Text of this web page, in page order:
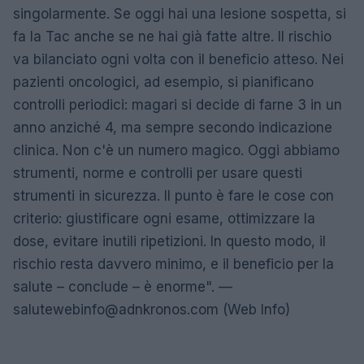
singolarmente. Se oggi hai una lesione sospetta, si
fa la Tac anche se ne hai già fatte altre. Il rischio
va bilanciato ogni volta con il beneficio atteso. Nei
pazienti oncologici, ad esempio, si pianificano
controlli periodici: magari si decide di farne 3 in un
anno anziché 4, ma sempre secondo indicazione
clinica. Non c'è un numero magico. Oggi abbiamo
strumenti, norme e controlli per usare questi
strumenti in sicurezza. Il punto è fare le cose con
criterio: giustificare ogni esame, ottimizzare la
dose, evitare inutili ripetizioni. In questo modo, il
rischio resta davvero minimo, e il beneficio per la
salute – conclude – è enorme". —
salutewebinfo@adnkronos.com (Web Info)